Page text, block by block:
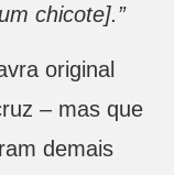
chicote].”
original
– mas que
demais